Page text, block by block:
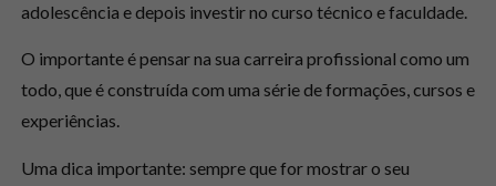
adolescência e depois investir no curso técnico e faculdade.
O importante é pensar na sua carreira profissional como um
todo, que é construída com uma série de formações, cursos e
experiências.
Uma dica importante: sempre que for mostrar o seu